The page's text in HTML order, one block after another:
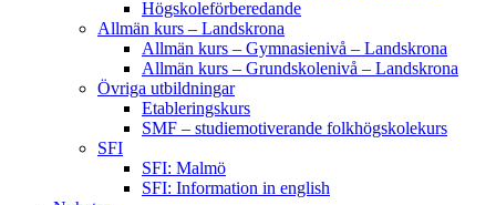
Högskoleförberedande
Allmän kurs – Landskrona
Allmän kurs – Gymnasienivå – Landskrona
Allmän kurs – Grundskolenivå – Landskrona
Övriga utbildningar
Etableringskurs
SMF – studiemotiverande folkhögskolekurs
SFI
SFI: Malmö
SFI: Information in english